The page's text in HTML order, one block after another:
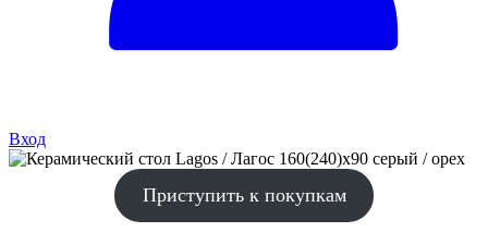
Вход
Приступить к покупкам